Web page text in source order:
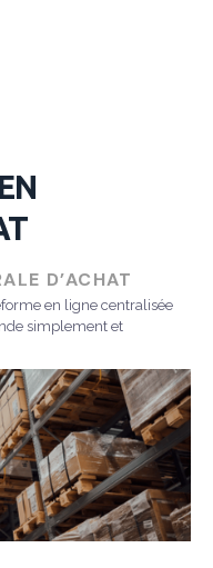
D’ACHAT
en ligne centralisée
simplement et